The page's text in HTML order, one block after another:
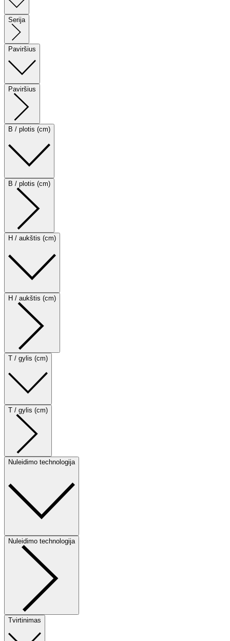
Serija
Paviršius
Paviršius
B / plotis (cm)
B / plotis (cm)
H / aukštis (cm)
H / aukštis (cm)
T / gylis (cm)
T / gylis (cm)
Nuleidimo technologija
Nuleidimo technologija
Tvirtinimas